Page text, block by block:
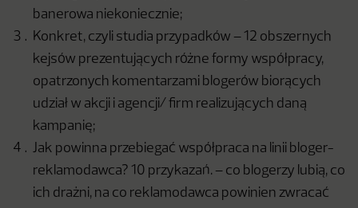
banerowa niekoniecznie;
Konkret, czyli studia przypadków – 12 obszernych
kejsów prezentujących różne formy współpracy,
opatrzonych komentarzami blogerów biorących
udział w akcji i agencji/ firm realizujących daną
kampanię;
Jak powinna przebiegać współpraca na linii bloger-
reklamodawca? 10 przykazań. – co blogerzy lubią, co
ich drażni, na co reklamodawca powinien zwracać